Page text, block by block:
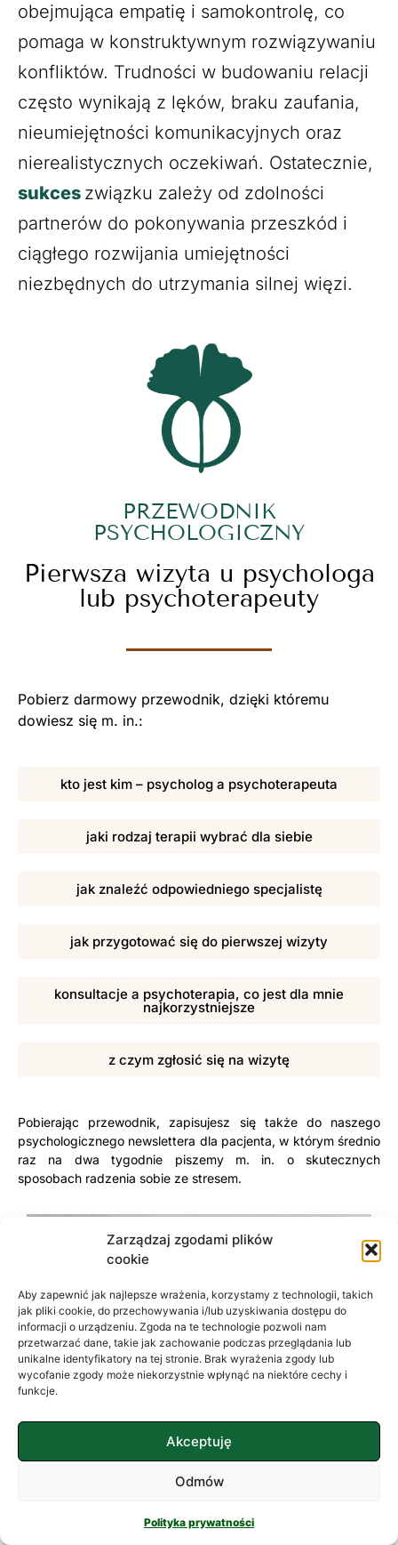
Zarządzaj zgodami plików
cookie
Aby zapewnić jak najlepsze wrażenia, korzystamy z technologii, takich
jak pliki cookie, do przechowywania i/lub uzyskiwania dostępu do
informacji o urządzeniu. Zgoda na te technologie pozwoli nam
przetwarzać dane, takie jak zachowanie podczas przeglądania lub
unikalne identyfikatory na tej stronie. Brak wyrażenia zgody lub
wycofanie zgody może niekorzystnie wpłynąć na niektóre cechy i
funkcje.
Akceptuję
Odmów
Polityka prywatności
obejmująca empatię i samokontrolę, co
pomaga w konstruktywnym rozwiązywaniu
konfliktów. Trudności w budowaniu relacji
często wynikają z lęków, braku zaufania,
nieumiejętności komunikacyjnych oraz
nierealistycznych oczekiwań. Ostatecznie,
sukces związku zależy od zdolności
partnerów do pokonywania przeszkód i
ciągłego rozwijania umiejętności
niezbędnych do utrzymania silnej więzi.
PRZEWODNIK
PSYCHOLOGICZNY
Pierwsza wizyta u psychologa
lub psychoterapeuty
Pobierz darmowy przewodnik, dzięki któremu
dowiesz się m. in.:
kto jest kim – psycholog a psychoterapeuta
jaki rodzaj terapii wybrać dla siebie
jak znaleźć odpowiedniego specjalistę
jak przygotować się do pierwszej wizyty
konsultacje a psychoterapia, co jest dla mnie
najkorzystniejsze
z czym zgłosić się na wizytę
Pobierając przewodnik, zapisujesz się także do naszego
psychologicznego newslettera dla pacjenta, w którym średnio
raz na dwa tygodnie piszemy m. in. o skutecznych
sposobach radzenia sobie ze stresem.